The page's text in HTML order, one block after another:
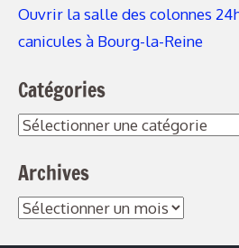
Ouvrir la salle des colonnes
canicules à Bourg-la-Reine
Catégories
Archives